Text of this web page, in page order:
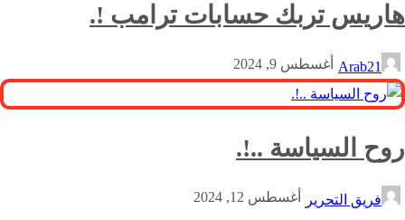
هاريس تربك حسابات ترامب !.
Arab21 أغسطس 9, 2024
روح السياسة ..!.
فريق التحرير أغسطس 12, 2024